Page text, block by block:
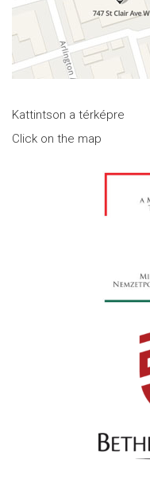
Kattintson a térképre
Click on the map